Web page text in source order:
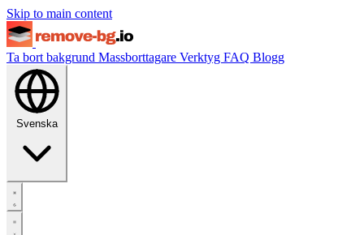
Skip to main content
Ta bort bakgrund Massborttagare Verktyg FAQ Blogg
Svenska